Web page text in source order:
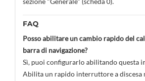
FAQ
Posso abilitare un cambio rapido del
barra di navigazione?
Sì, puoi configurarlo abilitando questa
Abilita un rapido interruttore a discesa